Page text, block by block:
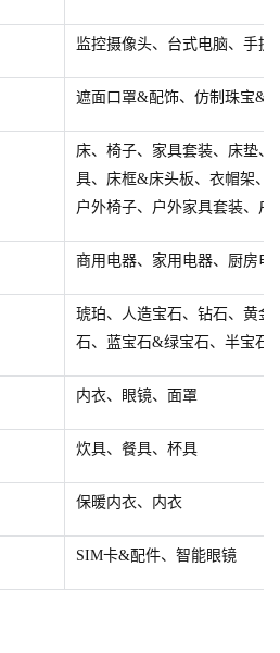
监控摄像头、台式电脑、手提
遮面口罩&配饰、仿制珠宝&
床、椅子、家具套装、床垫
具、床框&床头板、衣帽架、
户外椅子、户外家具套装、
商用电器、家用电器、厨房电
琥珀、人造宝石、钻石、黄
石、蓝宝石&绿宝石、半宝石
内衣、眼镜、面罩
炊具、餐具、杯具
保暖内衣、内衣
SIM卡&配件、智能眼镜